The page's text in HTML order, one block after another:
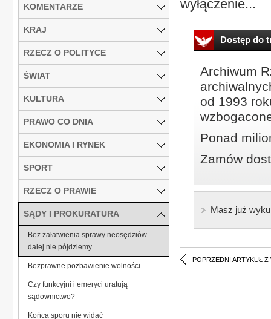
wyłączenie...
Dostęp do
Archiwum
od 1993
Ponad
Zamów
Masz już
POPRZEDNI ARTYKUŁ Z
KOMENTARZE
KRAJ
RZECZ O POLITYCE
ŚWIAT
KULTURA
PRAWO CO DNIA
EKONOMIA I RYNEK
SPORT
RZECZ O PRAWIE
SĄDY I PROKURATURA
Bez załatwienia sprawy neosędziów
dalej nie pójdziemy
Bezprawne pozbawienie wolności
Czy funkcyjni i emeryci uratują
sądownictwo?
Końca sporu nie widać